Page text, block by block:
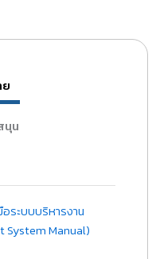
นุน
ระบบบริหารงาน
System Manual)